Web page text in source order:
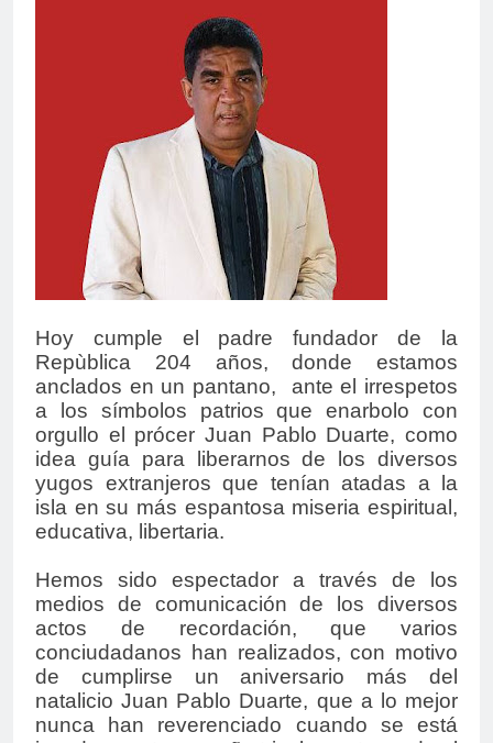
Hoy cumple el padre fundador de la
Repùblica 204 años, donde estamos
anclados en un pantano, ante el irrespetos
a los símbolos patrios que enarbolo con
orgullo el prócer Juan Pablo Duarte, como
idea guía para liberarnos de los diversos
yugos extranjeros que tenían atadas a la
isla en su más espantosa miseria espiritual,
educativa, libertaria.
Hemos sido espectador a través de los
medios de comunicación de los diversos
actos de recordación, que varios
conciudadanos han realizados, con motivo
de cumplirse un aniversario más del
natalicio Juan Pablo Duarte, que a lo mejor
nunca han reverenciado cuando se está